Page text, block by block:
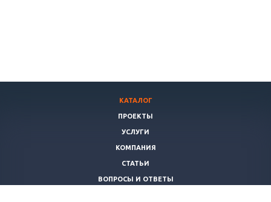
КАТАЛОГ
ПРОЕКТЫ
УСЛУГИ
КОМПАНИЯ
СТАТЬИ
ВОПРОСЫ И ОТВЕТЫ